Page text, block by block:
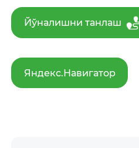
Йўналишни танлаш
Яндекс.Навигатор